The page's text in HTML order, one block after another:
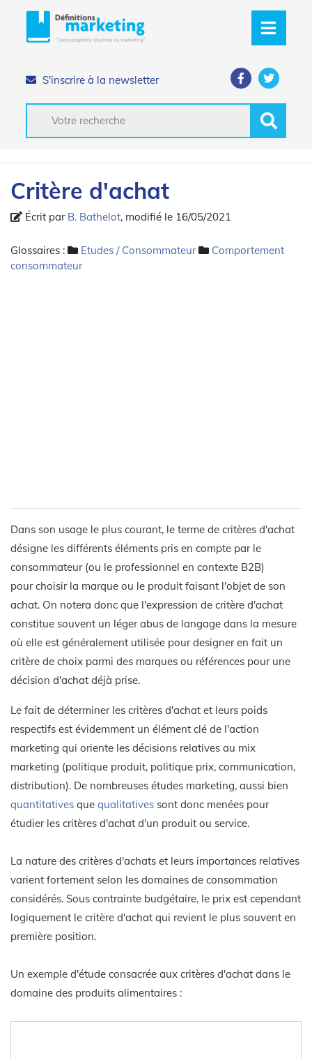
S'inscrire à la newsletter
Critère d'achat
Écrit par B. Bathelot, modifié le 16/05/2021
Glossaires : Etudes / Consommateur
Comportement
consommateur
Dans son usage le plus courant, le terme de critères d'achat
désigne les différents éléments pris en compte par le
consommateur (ou le professionnel en contexte B2B)
pour choisir la marque ou le produit faisant l'objet de son
achat. On notera donc que l'expression de critère d'achat
constitue souvent un léger abus de langage dans la mesure
où elle est généralement utilisée pour designer en fait un
critère de choix parmi des marques ou références pour une
décision d'achat déjà prise.
Le fait de déterminer les critères d'achat et leurs poids
respectifs est évidemment un élément clé de l'action
marketing qui oriente les décisions relatives au mix
marketing (politique produit, politique prix, communication,
distribution). De nombreuses études marketing, aussi bien
quantitatives que qualitatives sont donc menées pour
étudier les critères d'achat d'un produit ou service.
La nature des critères d'achats et leurs importances relatives
varient fortement selon les domaines de consommation
considérés. Sous contrainte budgétaire, le prix est cependant
logiquement le critère d'achat qui revient le plus souvent en
première position.
Un exemple d'étude consacrée aux critères d'achat dans le
domaine des produits alimentaires :